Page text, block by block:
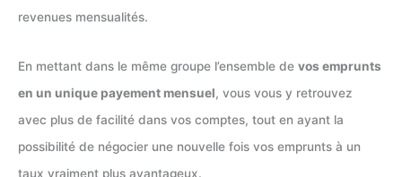
revenues mensualités.
En mettant dans le même groupe l’ensemble de vos emprunts
en un unique payement mensuel, vous vous y retrouvez
avec plus de facilité dans vos comptes, tout en ayant la
possibilité de négocier une nouvelle fois vos emprunts à un
taux vraiment plus avantageux.